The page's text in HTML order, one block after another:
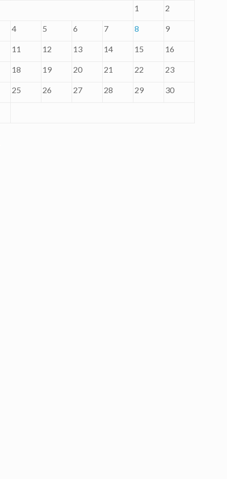
1 2
4 5 6 7 8 9
11 12 13 14 15 16
18 19 20 21 22 23
25 26 27 28 29 30